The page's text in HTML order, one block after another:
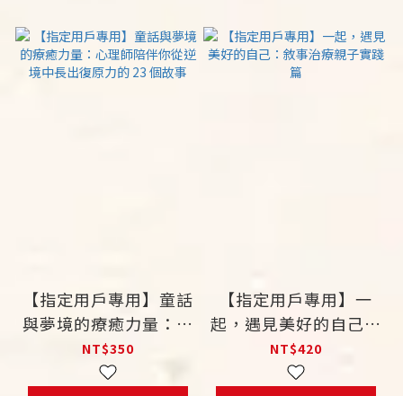
【指定用戶專用】童話
與夢境的療癒力量：心
理師陪伴你從逆境中長
出復原力的 23 個故事
NT$350
【指定用戶專用】一
起，遇見美好的自己：
敘事治療親子實踐篇
NT$420